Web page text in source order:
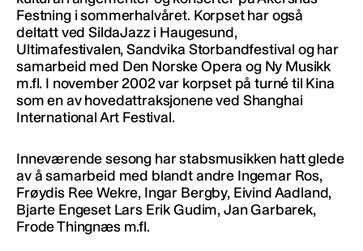
Festning i sommerhalvåret. Korpset har også
deltatt ved SildaJazz i Haugesund,
Ultimafestivalen, Sandvika Storbandfestival og har
samarbeid med Den Norske Opera og Ny Musikk
m.fl. I november 2002 var korpset på turné til Kina
som en av hovedattraksjonene ved Shanghai
International Art Festival.
Inneværende sesong har stabsmusikken hatt glede
av å samarbeid med blandt andre Ingemar Ros,
Frøydis Ree Wekre, Ingar Bergby, Eivind Aadland,
Bjarte Engeset Lars Erik Gudim, Jan Garbarek,
Frode Thingnæs m.fl.